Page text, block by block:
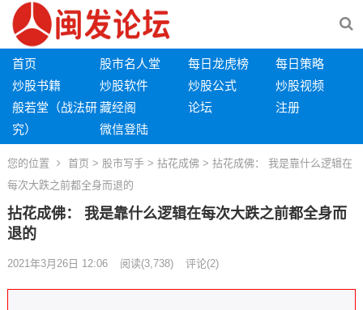
首页 股市名人堂 每日龙虎榜
每日策略
炒股书籍
炒股软件 炒股公式
炒股视频
般若堂（战法研
究）
藏经阁 论坛
注册
微信登陆
您的位置 首页 > 股市写手> 拈花成佛 > 拈花成佛： 我是靠什么逻辑在
每次大跌之前都全身而退的
拈花成佛： 我是靠什么逻辑在每次大跌之前都全身而
退的
2021年3月26日 12:06 阅读(3,738) 评论(2)